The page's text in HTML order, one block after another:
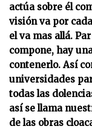
actúa sobre él
visión va por
el va mas allá.
compone, hay
contenerlo. Así
universidades
todas las
así se llama
de las obras